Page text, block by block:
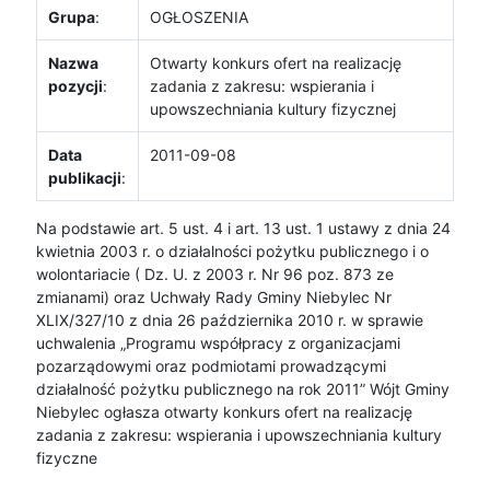
Grupa: OGŁOSZENIA
Nazwa
pozycji:
Otwarty konkurs ofert na realizację
zadania z zakresu: wspierania i
upowszechniania kultury fizycznej
Data
publikacji:
2011-09-08
Na podstawie art. 5 ust. 4 i art. 13 ust. 1 ustawy z dnia 24
kwietnia 2003 r. o działalności pożytku publicznego i o
wolontariacie ( Dz. U. z 2003 r. Nr 96 poz. 873 ze
zmianami) oraz Uchwały Rady Gminy Niebylec Nr
XLIX/327/10 z dnia 26 października 2010 r. w sprawie
uchwalenia „Programu współpracy z organizacjami
pozarządowymi oraz podmiotami prowadzącymi
działalność pożytku publicznego na rok 2011” Wójt Gminy
Niebylec ogłasza otwarty konkurs ofert na realizację
zadania z zakresu: wspierania i upowszechniania kultury
fizyczne